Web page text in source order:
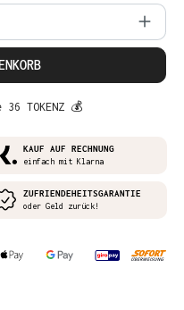
gewünschten
TOKENZ 💰
KAUF AUF RECHNUNG
einfach mit Klarna
ZUFRIENDEHEITSGARANTIE
oder Geld zurück!